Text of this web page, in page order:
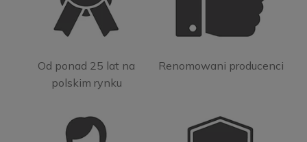
Od ponad 25 lat na
polskim rynku
Renomowani producenci